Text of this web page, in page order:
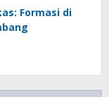
Formasi di